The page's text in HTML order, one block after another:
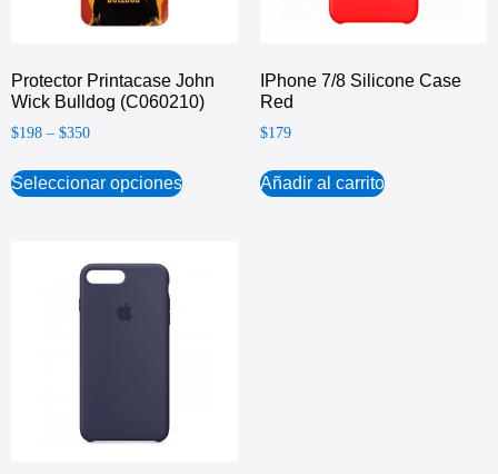
Protector Printacase John
Wick Bulldog (C060210)
$198 – $350
Seleccionar opciones
IPhone 7/8 Silicone Case
Red
$179
Añadir al carrito